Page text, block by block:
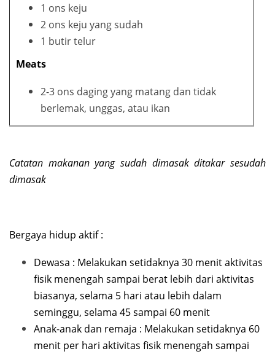
1 ons keju
2 ons keju yang sudah
1 butir telur
Meats
2-3 ons daging yang matang dan tidak
berlemak, unggas, atau ikan
Catatan makanan yang sudah dimasak ditakar sesudah
dimasak
Bergaya hidup aktif :
Dewasa : Melakukan setidaknya 30 menit aktivitas
fisik menengah sampai berat lebih dari aktivitas
biasanya, selama 5 hari atau lebih dalam
seminggu, selama 45 sampai 60 menit
Anak-anak dan remaja : Melakukan setidaknya 60
menit per hari aktivitas fisik menengah sampai